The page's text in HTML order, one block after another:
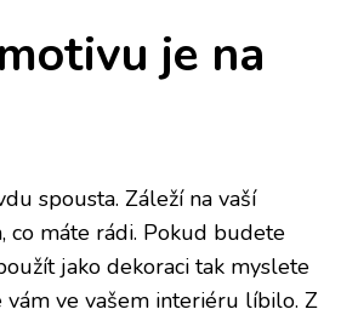
je na
spousta. Záleží na vaší
co máte rádi. Pokud budete
jako dekoraci tak myslete
vám ve vašem interiéru líbilo. Z